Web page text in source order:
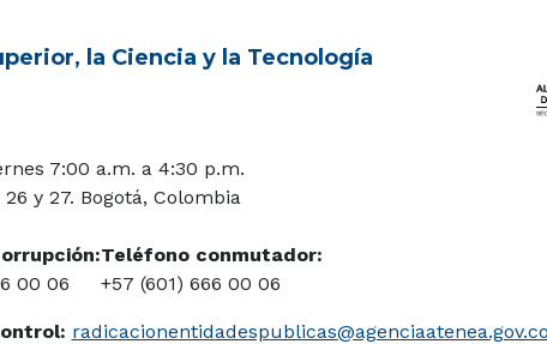
la Ciencia y la Tecnología
7:00 a.m. a 4:30 p.m.
y 27. Bogotá, Colombia
00 06
Teléfono conmutador:
+57 (601) 666 00 06